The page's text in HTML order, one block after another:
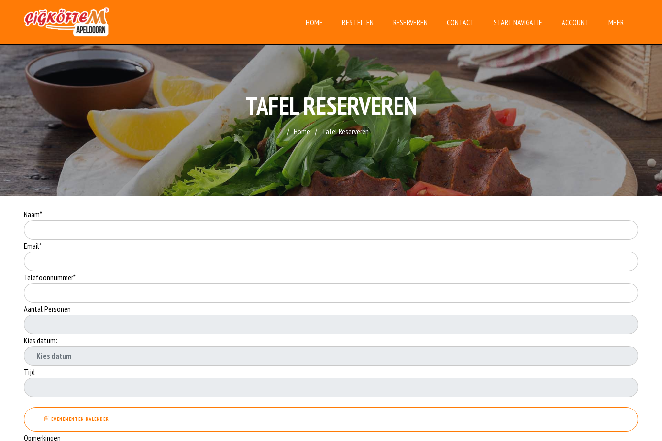
HOME BESTELLEN RESERVEREN CONTACT START NAVIGATIE ACCOUNT MEER
TAFEL RESERVEREN
Home Tafel Reserveren
Naam*
Email*
Telefoonnummer*
Aantal Personen
Kies datum:
Tijd
EVENEMENTEN KALENDER
Opmerkingen